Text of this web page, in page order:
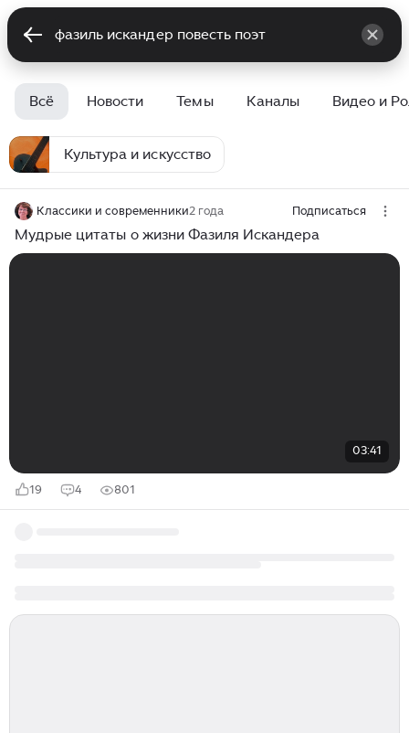
Всё Новости Темы Каналы Видео и
Культура и искусство
Классики и современники2 года Подписаться
Мудрые цитаты о жизни Фазиля Искандера
03:41
19 4 801